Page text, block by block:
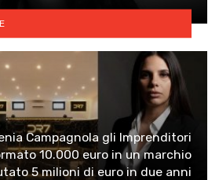
Campagnola gli Imprenditori
10.000 euro in un marchio
5 milioni di euro in due anni